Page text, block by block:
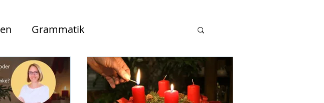
Grammatik